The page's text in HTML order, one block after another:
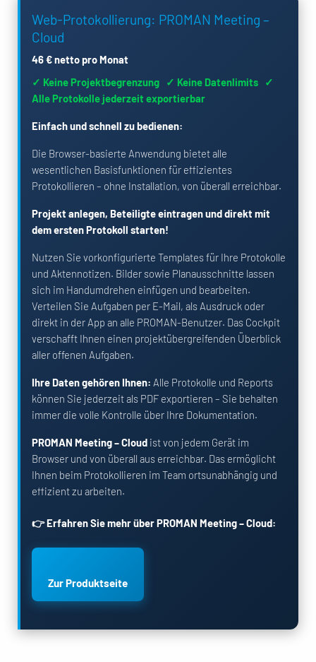
Web-Protokollierung: PROMAN Meeting –
Cloud
46 € netto pro Monat
✓ Keine Projektbegrenzung ✓ Keine Datenlimits ✓
Alle Protokolle jederzeit exportierbar
Einfach und schnell zu bedienen:
Die Browser-basierte Anwendung bietet alle
wesentlichen Basisfunktionen für effizientes
Protokollieren – ohne Installation, von überall erreichbar.
Projekt anlegen, Beteiligte eintragen und direkt mit
dem ersten Protokoll starten!
Nutzen Sie vorkonfigurierte Templates für Ihre Protokolle
und Aktennotizen. Bilder sowie Planausschnitte lassen
sich im Handumdrehen einfügen und bearbeiten.
Verteilen Sie Aufgaben per E-Mail, als Ausdruck oder
direkt in der App an alle PROMAN-Benutzer. Das Cockpit
verschafft Ihnen einen projektübergreifenden Überblick
aller offenen Aufgaben.
Ihre Daten gehören Ihnen: Alle Protokolle und Reports
können Sie jederzeit als PDF exportieren – Sie behalten
immer die volle Kontrolle über Ihre Dokumentation.
PROMAN Meeting – Cloud ist von jedem Gerät im
Browser und von überall aus erreichbar. Das ermöglicht
Ihnen beim Protokollieren im Team ortsunabhängig und
effizient zu arbeiten.
👉 Erfahren Sie mehr überPROMAN Meeting – Cloud:
Zur Produktseite